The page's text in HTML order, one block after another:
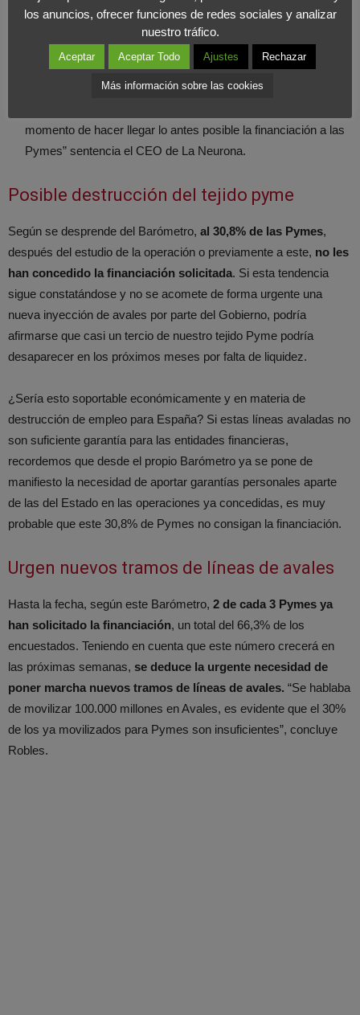
fondos que podían avalar en el primer tramo”, explica Robles.
“La corrección a la hora de asignar fondos a las distintas
entidades debería ser inmediata, pues es una cuestión de
carácter político, que afecta directamente al rescate de la
Pymes. No es momento de intentar mantener equilibrios
momento de hacer llegar lo antes posible la financiación a las
Pymes” sentencia el CEO de La Neurona.
Posible destrucción del tejido pyme
Según se desprende del Barómetro, al 30,8% de las Pymes,
después del estudio de la operación o previamente a este, no les
han concedido la financiación solicitada. Si esta tendencia
sigue constatándose y no se acomete de forma urgente una
nueva inyección de avales por parte del Gobierno, podría
afirmarse que casi un tercio de nuestro tejido Pyme podría
desaparecer en los próximos meses por falta de liquidez.
¿Sería esto soportable económicamente y en materia de
destrucción de empleo para España? Si estas líneas avaladas no
son suficiente garantía para las entidades financieras,
recordemos que desde el propio Barómetro ya se pone de
manifiesto la necesidad de aportar garantías personales aparte
de las del Estado en las operaciones ya concedidas, es muy
probable que este 30,8% de Pymes no consigan la financiación.
Urgen nuevos tramos de líneas de avales
Hasta la fecha, según este Barómetro, 2 de cada 3 Pymes ya
han solicitado la financiación, un total del 66,3% de los
encuestados. Teniendo en cuenta que este número crecerá en
las próximas semanas, se deduce la urgente necesidad de
poner marcha nuevos tramos de líneas de avales. “Se hablaba
de movilizar 100.000 millones en Avales, es evidente que el 30%
de los ya movilizados para Pymes son insuficientes”, concluye
Robles.
los anuncios, ofrecer funciones de redes sociales y analizar
nuestro tráfico.
Aceptar Aceptar Todo Ajustes Rechazar
Más información sobre las cookies